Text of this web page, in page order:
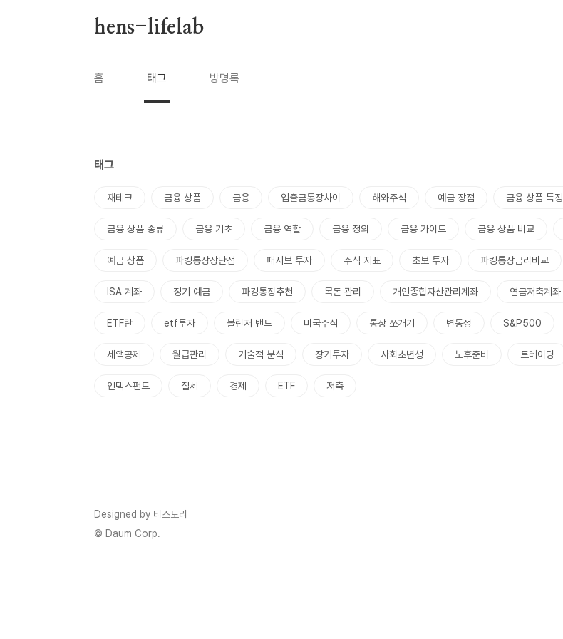
hens-lifelab
홈 태그 방명록
태그
재테크 금융 상품 금융 입출금통장차이 해와주식 예금 장점 금융 상품 특징
금융 상품 종류 금융 기초 금융 역할 금융 정의 금융 가이드 금융 상품 비교
예금 상품 파킹통장장단점 패시브 투자 주식 지표 초보 투자 파킹통장금리비교
ISA 계좌 정기 예금 파킹통장추천 목돈 관리 개인종합자산관리계좌 연금저축계좌
ETF란 etf투자 볼린저 밴드 미국주식 통장 쪼개기 변동성 S&P500
세액공제 월급관리 기술적 분석 장기투자 사회초년생 노후준비 트레이딩
인덱스펀드 절세 경제 ETF 저축
Designed by 티스토리
© Daum Corp.